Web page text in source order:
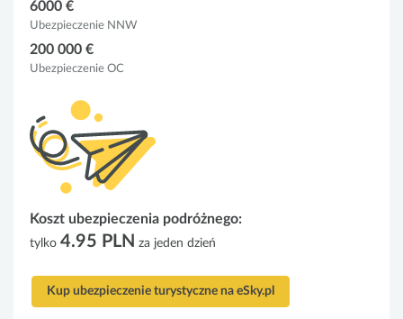
6000 €
Ubezpieczenie NNW
200 000 €
Ubezpieczenie OC
Koszt ubezpieczenia podróżnego:
tylko 4.95 PLN za jeden dzień
Kup ubezpieczenie turystyczne na eSky.pl